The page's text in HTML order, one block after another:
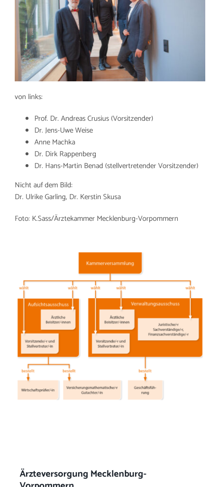
von links:
Prof. Dr. Andreas Crusius (Vorsitzender)
Dr. Jens-Uwe Weise
Anne Machka
Dr. Dirk Rappenberg
Dr. Hans-Martin Benad (stellvertretender Vorsitzender)
Nicht auf dem Bild:
Dr. Ulrike Garling, Dr. Kerstin Skusa
Foto: K.Sass/Ärztekammer Mecklenburg-Vorpommern
Ärzteversorgung Mecklenburg-